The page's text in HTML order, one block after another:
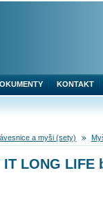
a myši (sety)
IT LONG
KONTAKT